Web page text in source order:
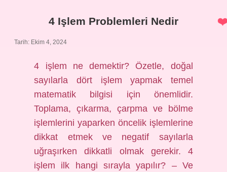
4 Işlem Problemleri Nedir
Tarih: Ekim 4, 2024
4 işlem ne demektir? Özetle, doğal
sayılarla dört işlem yapmak temel
matematik bilgisi için önemlidir.
Toplama, çıkarma, çarpma ve bölme
işlemlerini yaparken öncelik işlemlerine
dikkat etmek ve negatif sayılarla
uğraşırken dikkatli olmak gerekir. 4
işlem ilk hangi sırayla yapılır? – Ve